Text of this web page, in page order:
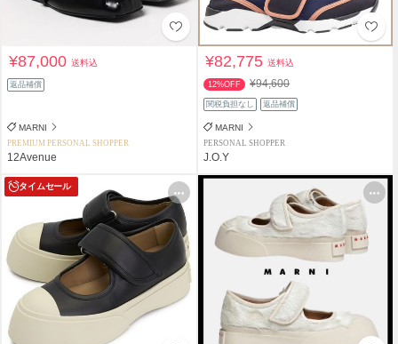
¥87,000送料込
返品補償
MARNI
PREMIUM PERSONAL SHOPPER
12Avenue
¥82,775送料込
12%OFF ¥94,600
関税負担なし 返品補償
MARNI
PERSONAL SHOPPER
J.O.Y
タイムセール